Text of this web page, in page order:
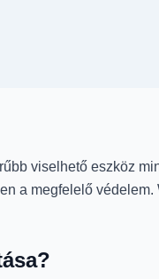
viselhető eszköz
a megfelelő